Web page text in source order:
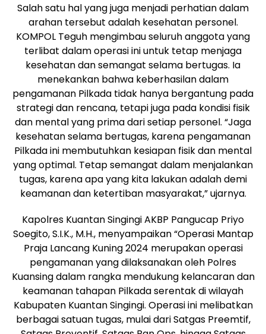
Salah satu hal yang juga menjadi perhatian dalam
arahan tersebut adalah kesehatan personel.
KOMPOL Teguh mengimbau seluruh anggota yang
terlibat dalam operasi ini untuk tetap menjaga
kesehatan dan semangat selama bertugas. Ia
menekankan bahwa keberhasilan dalam
pengamanan Pilkada tidak hanya bergantung pada
strategi dan rencana, tetapi juga pada kondisi fisik
dan mental yang prima dari setiap personel. “Jaga
kesehatan selama bertugas, karena pengamanan
Pilkada ini membutuhkan kesiapan fisik dan mental
yang optimal. Tetap semangat dalam menjalankan
tugas, karena apa yang kita lakukan adalah demi
keamanan dan ketertiban masyarakat,” ujarnya.
Kapolres Kuantan Singingi AKBP Pangucap Priyo
Soegito, S.I.K., M.H., menyampaikan “Operasi Mantap
Praja Lancang Kuning 2024 merupakan operasi
pengamanan yang dilaksanakan oleh Polres
Kuansing dalam rangka mendukung kelancaran dan
keamanan tahapan Pilkada serentak di wilayah
Kabupaten Kuantan Singingi. Operasi ini melibatkan
berbagai satuan tugas, mulai dari Satgas Preemtif,